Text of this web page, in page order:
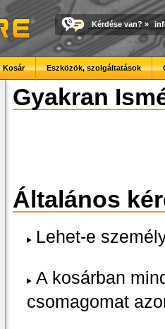
Kérdése van? »
Kosár Eszközök, szolgáltatások
Gyakran
Általános
Lehet-e
A kosárban
csomagomat